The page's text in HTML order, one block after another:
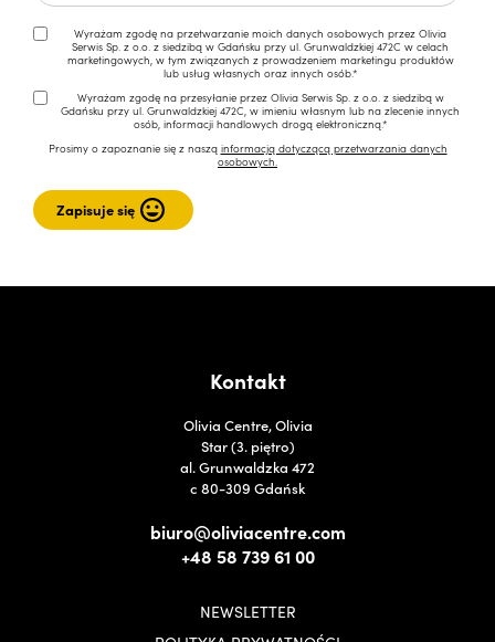
Wyrażam zgodę na przetwarzanie moich danych osobowych przez Olivia
Serwis Sp. z o.o. z siedzibą w Gdańsku przy ul. Grunwaldzkiej 472C w celach
marketingowych, w tym związanych z prowadzeniem marketingu produktów
lub usług własnych oraz innych osób.*
Wyrażam zgodę na przesyłanie przez Olivia Serwis Sp. z o.o. z siedzibą w
Gdańsku przy ul. Grunwaldzkiej 472C, w imieniu własnym lub na zlecenie innych
osób, informacji handlowych drogą elektroniczną.*
Prosimy o zapoznanie się z naszą informacją dotyczącą przetwarzania danych
osobowych.
Kontakt
Olivia Centre, Olivia
Star (3. piętro)
al. Grunwaldzka 472
c 80-309 Gdańsk
biuro@oliviacentre.com
+48 58 739 61 00
NEWSLETTER